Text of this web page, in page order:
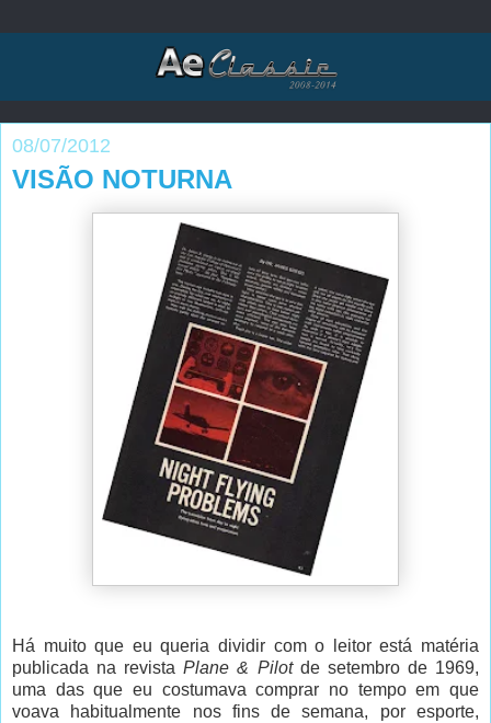
08/07/2012
VISÃO NOTURNA
Há muito que eu queria dividir com o leitor está matéria
publicada na revistaPlane & Pilotde setembro de 1969,
uma das que eu costumava comprar no tempo em que
voava habitualmente nos fins de semana, por esporte,